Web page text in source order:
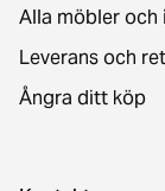
Alla möbler
Leverans och
Ångra ditt köp